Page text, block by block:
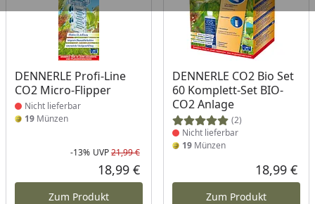
DENNERLE Profi-Line
CO2 Micro-Flipper
Produkt nicht lieferbar
Nicht lieferbar
19 Münzen
Rabatt in Prozent
-13%
Ursprünglicher Preis
UVP21,99 €
Aktueller Preis
18,99 €
Zum Produkt
DENNERLE CO2 Bio Set
60 Komplett-Set BIO-
CO2 Anlage
(2)
Produkt nicht lieferbar
Nicht lieferbar
19Münzen
18,99 €
Zum Produkt